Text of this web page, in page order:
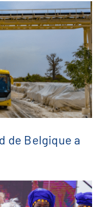
de Belgique a